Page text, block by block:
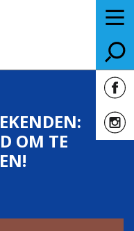
OM TE